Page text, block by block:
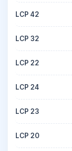
LCP 42
LCP 32
LCP 22
LCP 24
LCP 23
LCP 20